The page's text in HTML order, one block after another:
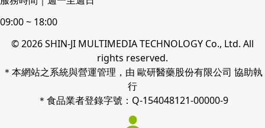
09:00 ~ 18:00
© 2026 SHIN-JI MULTIMEDIA TECHNOLOGY Co., Ltd. All
rights reserved.
＊本網站之系統與營運管理，由 歐研醫藥股份有限公司 協助執
行
＊食品業者登錄字號：Q-154048121-00000-9